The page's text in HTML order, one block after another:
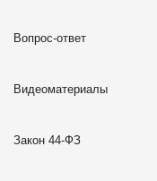
Вопрос-ответ
Видеоматериалы
Закон 44-ФЗ